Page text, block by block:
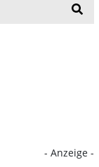
- Anzeige -